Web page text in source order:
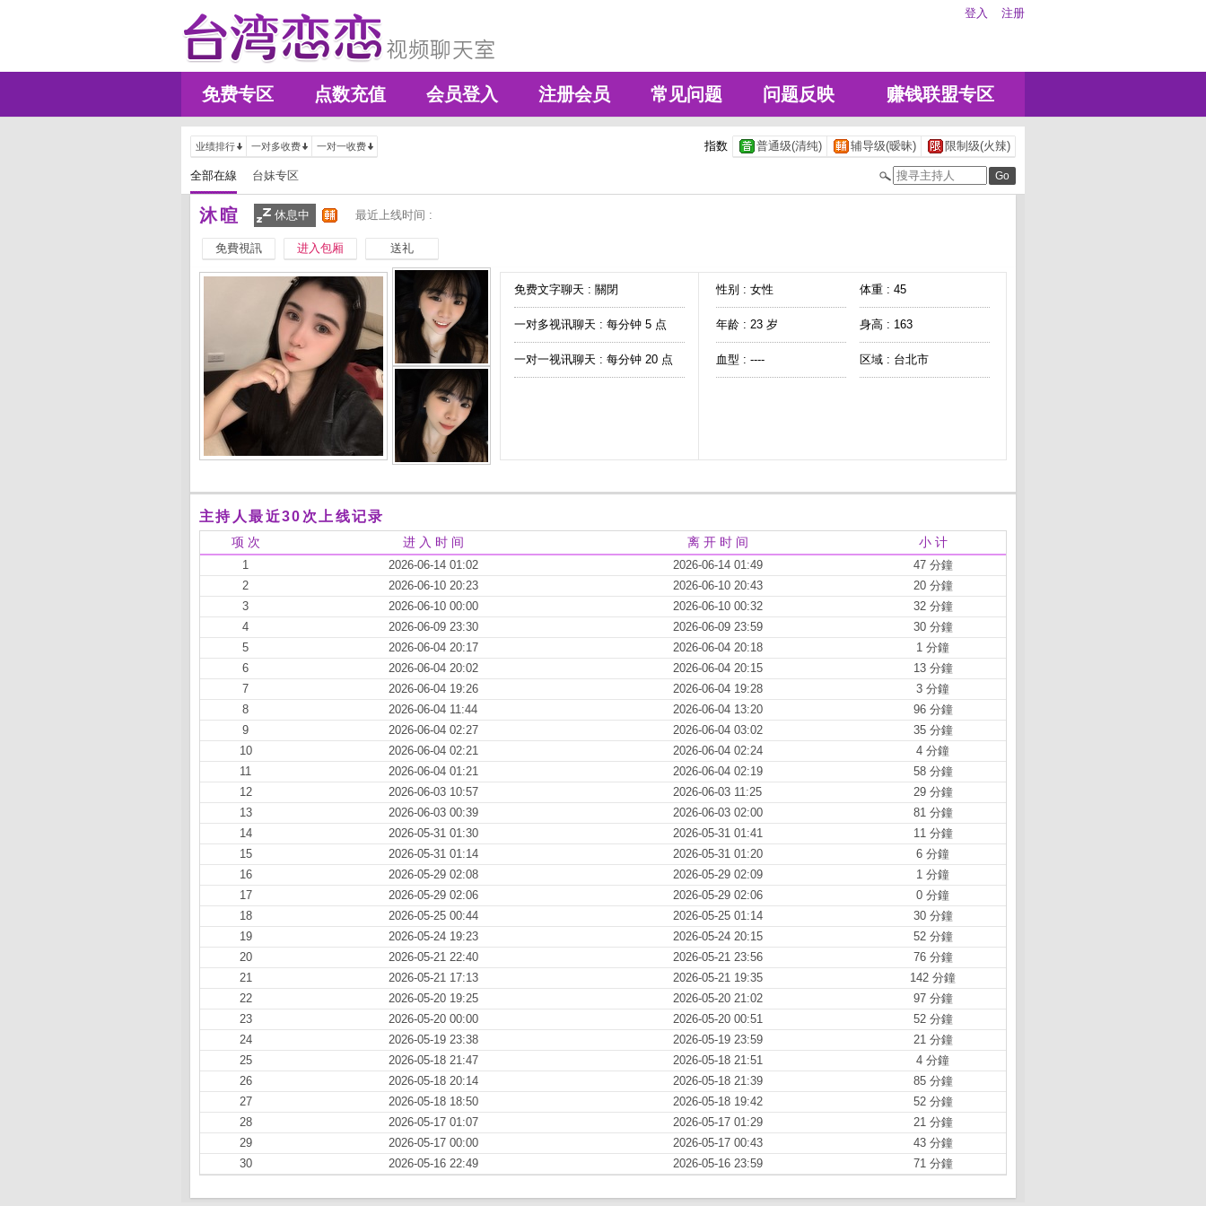
登入 注册
免费专区 点数充值 会员登入 注册会员 常见问题 问题反映 赚钱联盟专区
业绩排行 一对多收费 一对一收费 指数 普通级(清纯) 辅导级(暧昧) 限制级(火辣)
全部在線 台妹专区
沐暄 休息中 最近上线时间 :
免費視訊 进入包厢 送礼
免费文字聊天 : 關閉
一对多视讯聊天 : 每分钟 5 点
一对一视讯聊天 : 每分钟 20 点
性别 : 女性 体重 : 45
年龄 : 23 岁 身高 : 163
血型 : ---- 区域 : 台北市
主持人最近30次上线记录
项 次 进 入 时 间 离 开 时 间 小 计
1 2026-06-14 01:02 2026-06-14 01:49
47 分鐘
2
2026-06-10 20:23 2026-06-10 20:43
20 分鐘
3
2026-06-10 00:00 2026-06-10 00:32
32 分鐘
4
2026-06-09 23:30 2026-06-09 23:59
30 分鐘
5
2026-06-04 20:17 2026-06-04 20:18
1 分鐘
6
2026-06-04 20:02 2026-06-04 20:15
13 分鐘
7
2026-06-04 19:26 2026-06-04 19:28
3 分鐘
8
2026-06-04 11:44 2026-06-04 13:20
96 分鐘
9
2026-06-04 02:27 2026-06-04 03:02
35 分鐘
10
2026-06-04 02:21 2026-06-04 02:24
4 分鐘
11
2026-06-04 01:21 2026-06-04 02:19
58 分鐘
12
2026-06-03 10:57 2026-06-03 11:25
29 分鐘
13
2026-06-03 00:39 2026-06-03 02:00
81 分鐘
14
2026-05-31 01:30 2026-05-31 01:41
11 分鐘
15
2026-05-31 01:14 2026-05-31 01:20
6 分鐘
16
2026-05-29 02:08 2026-05-29 02:09
1 分鐘
17
2026-05-29 02:06 2026-05-29 02:06
0 分鐘
18
2026-05-25 00:44 2026-05-25 01:14
30 分鐘
19
2026-05-24 19:23 2026-05-24 20:15
52 分鐘
20
2026-05-21 22:40 2026-05-21 23:56
76 分鐘
21
2026-05-21 17:13 2026-05-21 19:35
142 分鐘
22
2026-05-20 19:25 2026-05-20 21:02
97 分鐘
23
2026-05-20 00:00 2026-05-20 00:51
52 分鐘
24
2026-05-19 23:38 2026-05-19 23:59
21 分鐘
25
2026-05-18 21:47 2026-05-18 21:51
4 分鐘
26
2026-05-18 20:14 2026-05-18 21:39
85 分鐘
27
2026-05-18 18:50 2026-05-18 19:42
52 分鐘
28
2026-05-17 01:07 2026-05-17 01:29
21 分鐘
29
2026-05-17 00:00 2026-05-17 00:43
43 分鐘
30
2026-05-16 22:49 2026-05-16 23:59 71 分鐘